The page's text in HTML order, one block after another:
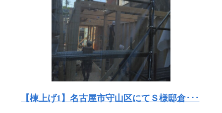
【棟上げ1】名古屋市守山区にてＳ様邸倉･･･